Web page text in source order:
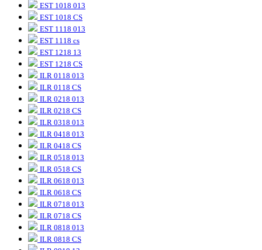
EST 1018 013
EST 1018 CS
EST 1118 013
EST 1118 cs
EST 1218 13
EST 1218 CS
ILR 0118 013
ILR 0118 CS
ILR 0218 013
ILR 0218 CS
ILR 0318 013
ILR 0418 013
ILR 0418 CS
ILR 0518 013
ILR 0518 CS
ILR 0618 013
ILR 0618 CS
ILR 0718 013
ILR 0718 CS
ILR 0818 013
ILR 0818 CS